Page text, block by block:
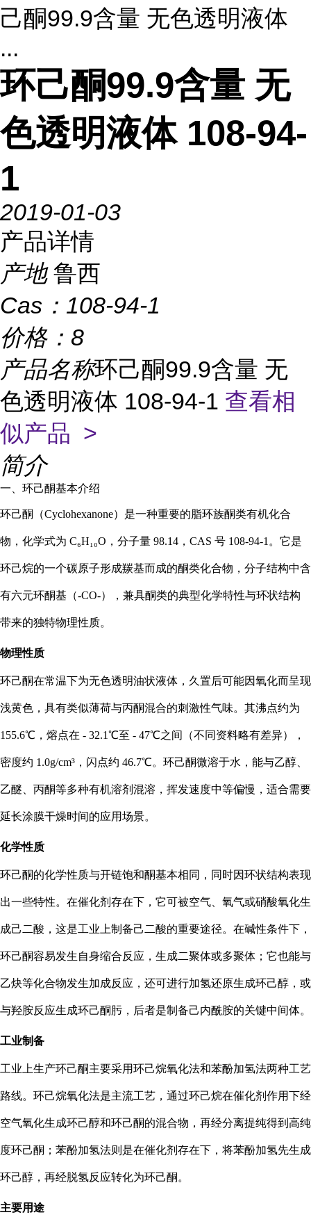
己酮99.9含量 无色透明液体
...
环己酮99.9含量 无
色透明液体 108-94-
1
2019-01-03
产品详情
产地 鲁西
Cas： 108-94-1
价格： 8
产品名称环己酮99.9含量 无
色透明液体 108-94-1 查看相
似产品 >
简介
一、环己酮基本介绍
环己酮（Cyclohexanone）是一种重要的脂环族酮类有机化合
物，化学式为 C₆H₁₀O，分子量 98.14，CAS 号 108-94-1。它是
环己烷的一个碳原子形成羰基而成的酮类化合物，分子结构中含
有六元环酮基（-CO-），兼具酮类的典型化学特性与环状结构
带来的独特物理性质。
物理性质
环己酮在常温下为无色透明油状液体，久置后可能因氧化而呈现
浅黄色，具有类似薄荷与丙酮混合的刺激性气味。其沸点约为
155.6℃，熔点在 - 32.1℃至 - 47℃之间（不同资料略有差异），
密度约 1.0g/cm³，闪点约 46.7℃。环己酮微溶于水，能与乙醇、
乙醚、丙酮等多种有机溶剂混溶，挥发速度中等偏慢，适合需要
延长涂膜干燥时间的应用场景。
化学性质
环己酮的化学性质与开链饱和酮基本相同，同时因环状结构表现
出一些特性。在催化剂存在下，它可被空气、氧气或硝酸氧化生
成己二酸，这是工业上制备己二酸的重要途径。在碱性条件下，
环己酮容易发生自身缩合反应，生成二聚体或多聚体；它也能与
乙炔等化合物发生加成反应，还可进行加氢还原生成环己醇，或
与羟胺反应生成环己酮肟，后者是制备己内酰胺的关键中间体。
工业制备
工业上生产环己酮主要采用环己烷氧化法和苯酚加氢法两种工艺
路线。环己烷氧化法是主流工艺，通过环己烷在催化剂作用下经
空气氧化生成环己醇和环己酮的混合物，再经分离提纯得到高纯
度环己酮；苯酚加氢法则是在催化剂存在下，将苯酚加氢先生成
环己醇，再经脱氢反应转化为环己酮。
主要用途